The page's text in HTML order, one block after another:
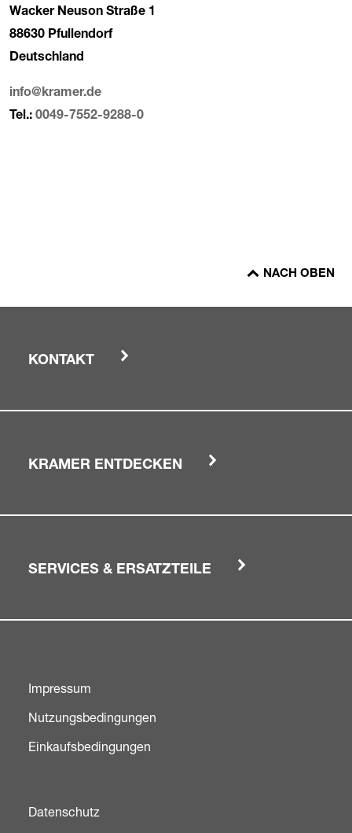
Wacker Neuson Straße 1
88630 Pfullendorf
Deutschland
info@kramer.de
Tel.: 0049-7552-9288-0
NACH OBEN
KONTAKT
KRAMER ENTDECKEN
SERVICES & ERSATZTEILE
Impressum
Nutzungsbedingungen
Einkaufsbedingungen
Datenschutz